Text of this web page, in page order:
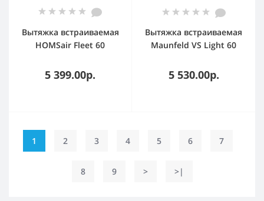
Вытяжка встраиваемая
HOMSair Fleet 60
м/ч, 50 дБ
5 399.00р.
Вытяжка встраиваемая
Maunfeld VS Light 60
м/ч, 56 дБ
5 530.00р.
1 2 3 4 5 6 7
8 9 > >|